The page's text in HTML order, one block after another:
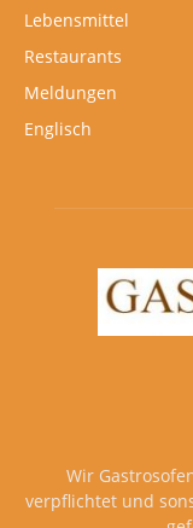
Lebensmittel
Restaurants
Meldungen
Englisch
Wir
verpflichtet und